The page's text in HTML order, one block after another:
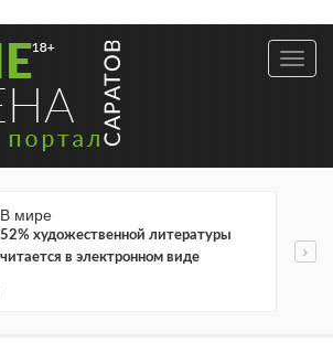
В мире
52% художественной литературы
читается в электронном виде